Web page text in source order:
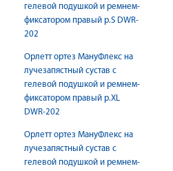
гелевой подушкой и ремнем-
фиксатором правый р.S DWR-
202
Орлетт ортез МануФлекс на
лучезапястный сустав с
гелевой подушкой и ремнем-
фиксатором правый р.XL
DWR-202
Орлетт ортез МануФлекс на
лучезапястный сустав с
гелевой подушкой и ремнем-